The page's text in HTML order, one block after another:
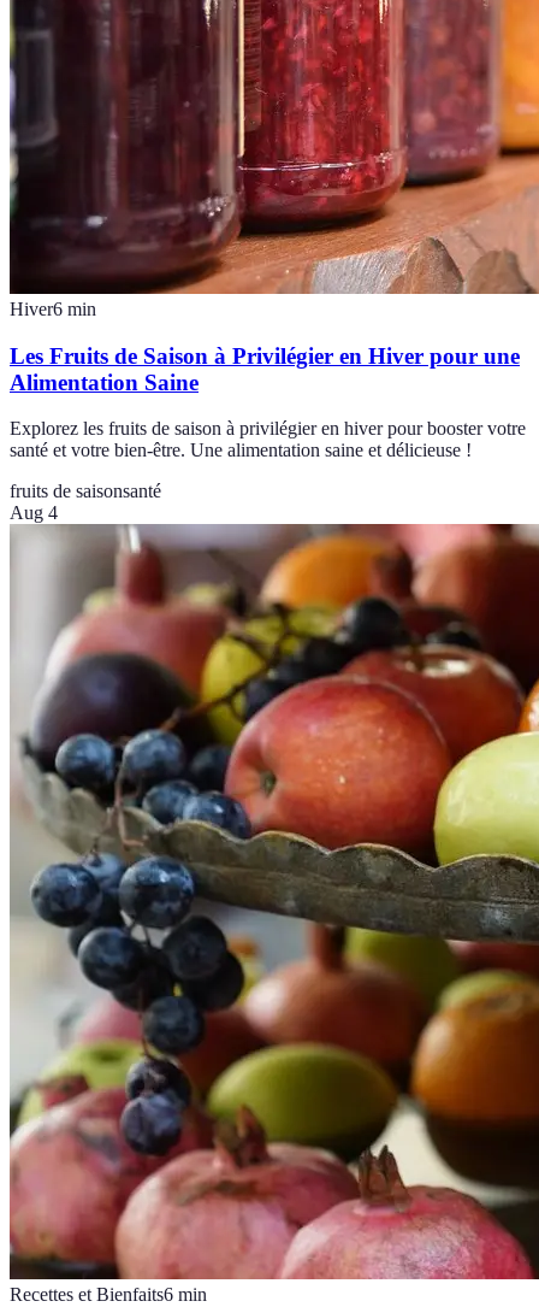
Hiver6 min
Les Fruits de Saison à Privilégier en Hiver pour une
Alimentation Saine
Explorez les fruits de saison à privilégier en hiver pour booster votre
santé et votre bien-être. Une alimentation saine et délicieuse !
fruits de saisonsanté
Aug 4
Recettes et Bienfaits6 min